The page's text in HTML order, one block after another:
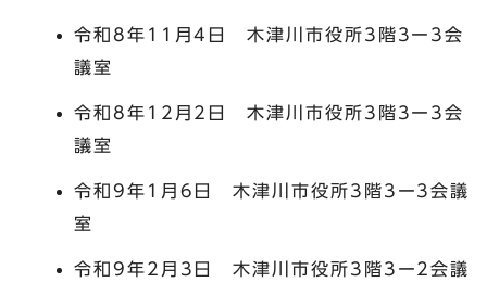
令和8年11月4日 木津川市役所3階3ー3会
議室
令和8年12月2日 木津川市役所3階3ー3会
議室
令和9年1月6日 木津川市役所3階3ー3会議
室
令和9年2月3日 木津川市役所3階3ー2会議